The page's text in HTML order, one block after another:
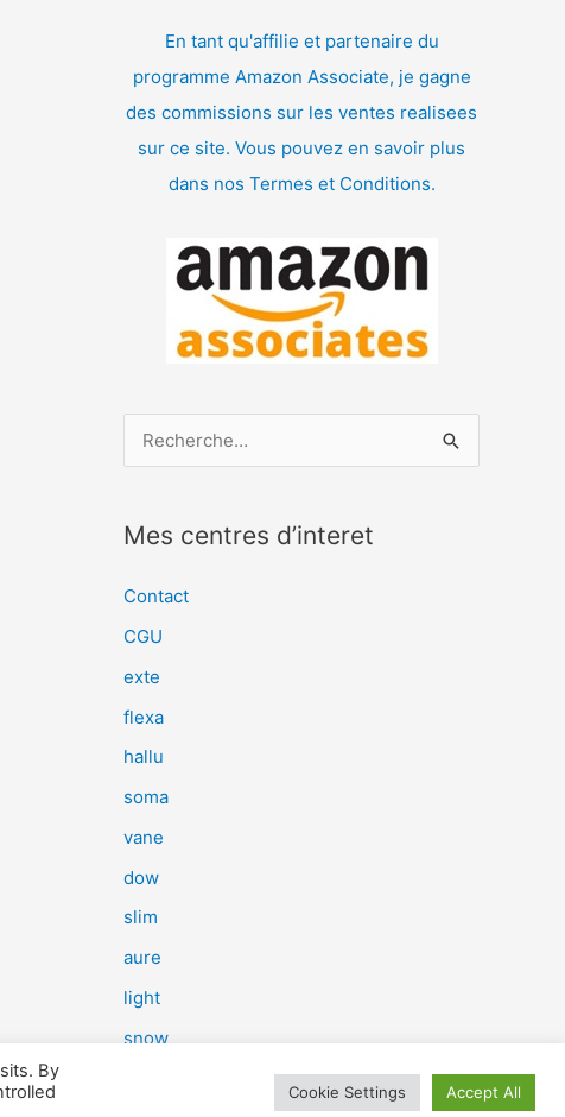
En tant qu'affilie et partenaire du
programme Amazon Associate, je gagne
des commissions sur les ventes realisees
sur ce site. Vous pouvez en savoir plus
dans nos Termes et Conditions.
e
e
r
:
Mes centres d’interet
Contact
CGU
exte
flexa
hallu
soma
vane
dow
slim
aure
light
snow
By
Cookie Settings Accept All